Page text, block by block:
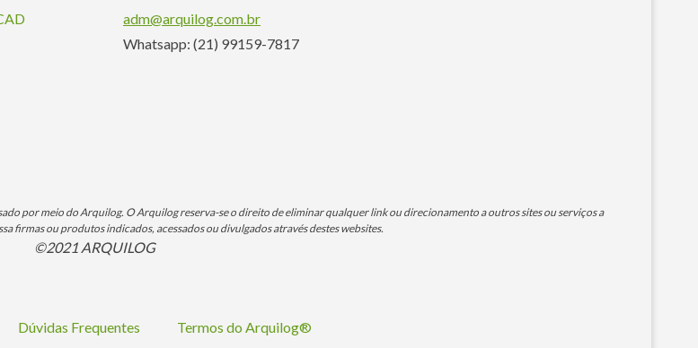
adm@arquilog.com.br
Whatsapp: (21) 99159-7817
por meio do Arquilog. O Arquilog reserva-se o direito de eliminar qualquer link ou direcionamento a outros sites ou serviços a
firmas ou produtos indicados, acessados ou divulgados através destes websites.
©2021 ARQUILOG
Dúvidas Frequentes Termos do Arquilog®